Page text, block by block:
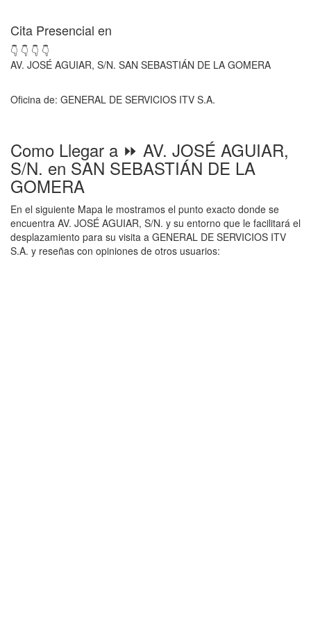
Cita Presencial en
👇 👇 👇 👇
AV. JOSÉ AGUIAR, S/N. SAN SEBASTIÁN DE LA GOMERA
Oficina de: GENERAL DE SERVICIOS ITV S.A.
Como Llegar a ⏩ AV. JOSÉ AGUIAR,
S/N. en SAN SEBASTIÁN DE LA
GOMERA
En el siguiente Mapa le mostramos el punto exacto donde se
encuentra AV. JOSÉ AGUIAR, S/N. y su entorno que le facilitará el
desplazamiento para su visita a GENERAL DE SERVICIOS ITV
S.A. y reseñas con opiniones de otros usuarios: